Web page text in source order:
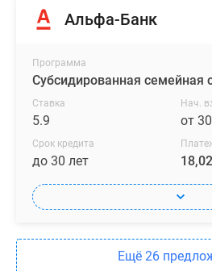
Альфа-Банк
Программа
Субсидированная семейная
Ставка
5.9
Нач.
от
Срок кредита
до 30 лет
Ещё 26